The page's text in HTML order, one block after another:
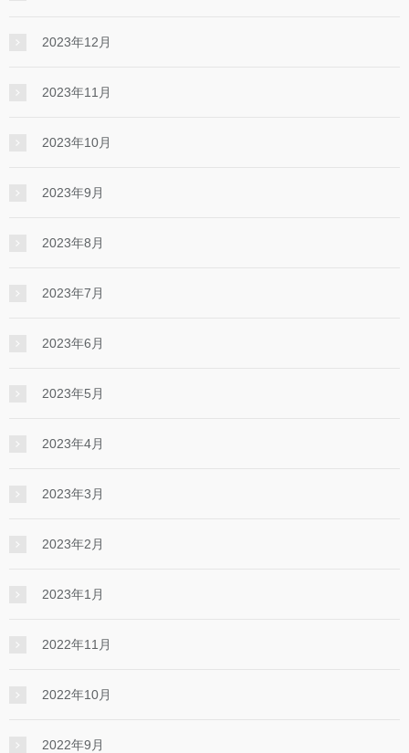
2023年12月
2023年11月
2023年10月
2023年9月
2023年8月
2023年7月
2023年6月
2023年5月
2023年4月
2023年3月
2023年2月
2023年1月
2022年11月
2022年10月
2022年9月